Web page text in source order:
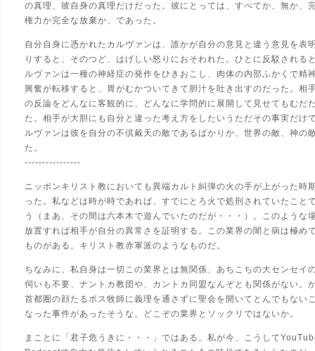
の真理、彼自身の真理だけだった。彼にとっては、すべてか、無か、
権力か完全な放棄か、であった。
自分自身に憑かれたカルヴァンは、誰かが自分の意見と違う意見を表
りすると、そのつど、はげしい怒りにおそわれた。ひとに反駁される
ルヴァンは一種の神経症の発作をひきおこし、肉体の内部ふかくで精
興奮が転移すると、胃がむかついてきて胆汁を吐き出すのだった。相
の反論をどんなに客観的に、どんなに学問的に展開して見せてもむだ
た。相手が大胆にも自分と違った考え方をしたいうただその事実だけ
ルヴァンは彼を自分の不倶戴天の敵であるばかりか、世界の敵、神の
た。
----------------
ニッポンキリスト教においても異端カルト糾弾の火の手が上がった時
った。私などは時が時であれば、すでにとろ火で処刑されていたこと
う（まあ、その間は六本木で遊んでいたのだが・・・ ）。このような
放置すれば相手が自分の異常さを証明する。この業界の闇と病は極め
ものがある。キリスト教赤軍派のようなものだ。
ちなみに、私自身は一切この業界とは無関係、あちこちの大センセイ
伺いも不要、ナントカ教団や、カントカ同盟なんぞとも関係がない。
首都圏の顔たるボス牧師に義理を通さずに聖会を開いてとんでもない
なった事件があったそうな。どこぞの業界とソックリではないか。
まことに「君子危うきに・・・」ではある。私が今、こうして